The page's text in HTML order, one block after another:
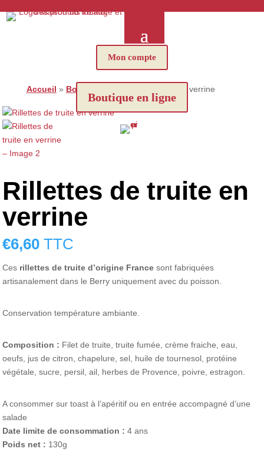
Mon compte
Boutique en ligne
Accueil » Boutique Rillettes de truite en verrine
Rillettes de truite en
verrine
€6,60 TTC
Ces rillettes de truite d’origine France sont fabriquées
artisanalement dans le Berry uniquement avec du poisson.
Conservation température ambiante.
Composition : Filet de truite, truite fumée, crème fraiche, eau,
oeufs, jus de citron, chapelure, sel, huile de tournesol, protéine
végétale, sucre, persil, ail, herbes de Provence, poivre, estragon.
A consommer sur toast à l’apéritif ou en entrée accompagné d’une
salade
Date limite de consommation : 4 ans
Poids net : 130g